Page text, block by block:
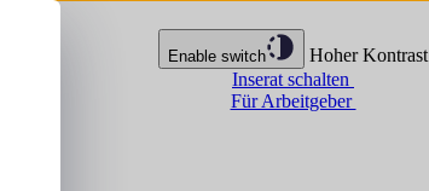
Enable switch
Hoher Kontrast
Inserat schalten
Für Arbeitgeber